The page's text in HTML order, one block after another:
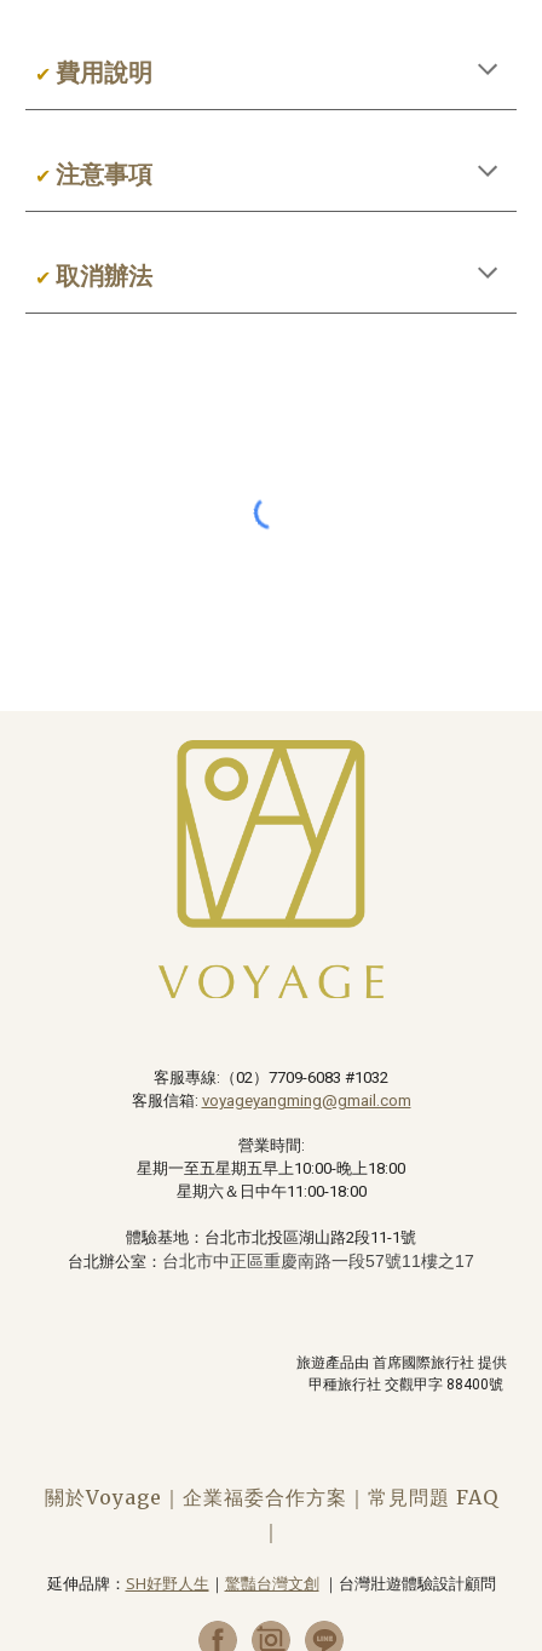
✔費用說明
✔注意事項
✔取消辦法
客服專線:（02） 7709-6083 #1032
客服信箱: voyageyangming@gmail.com
營業時間:
星期一至五星期五早上10:00-晚上18:00
星期六＆日中午11:00-18:00
體驗基地：台北市北投區湖山路2段11-1號
台北辦公室： 台北市中正區重慶南路一段57號11樓之17
旅遊產品由 首席國際旅行社 提供
甲種旅行社 交觀甲字 88400號
關於Voyage｜ 企業福委合作方案 ｜ 常見問題 FAQ
｜
延伸品牌： SH好野人生 ｜ 驚豔台灣文創 ｜台灣壯遊體驗設計顧問